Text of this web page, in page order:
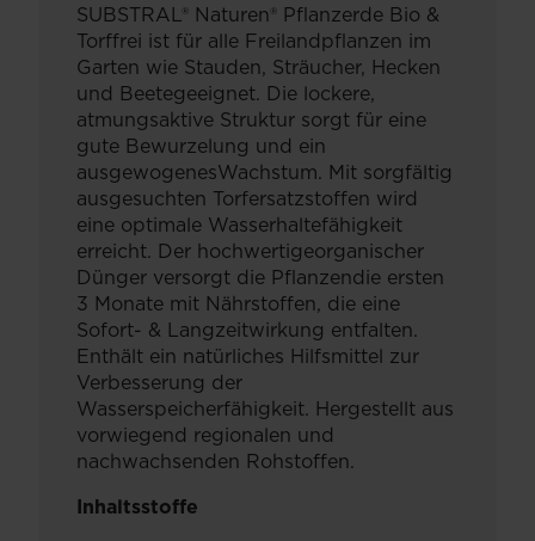
SUBSTRAL® Naturen® Pflanzerde Bio &
Torffrei ist für alle Freilandpflanzen im
Garten wie Stauden, Sträucher, Hecken
und Beetegeeignet. Die lockere,
atmungsaktive Struktur sorgt für eine
gute Bewurzelung und ein
ausgewogenesWachstum. Mit sorgfältig
ausgesuchten Torfersatzstoffen wird
eine optimale Wasserhaltefähigkeit
erreicht. Der hochwertigeorganischer
Dünger versorgt die Pflanzendie ersten
3 Monate mit Nährstoffen, die eine
Sofort- & Langzeitwirkung entfalten.
Enthält ein natürliches Hilfsmittel zur
Verbesserung der
Wasserspeicherfähigkeit. Hergestellt aus
vorwiegend regionalen und
nachwachsenden Rohstoffen.
Inhaltsstoffe